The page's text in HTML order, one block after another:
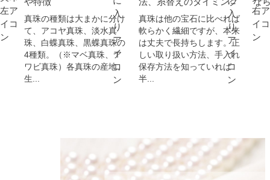
真珠の種類は大まかに分け
て、アコヤ真珠、淡水真
珠、白蝶真珠、黒蝶真珠の
4種類。（※マベ真珠、ア
ワビ真珠）各真珠の産地、
生...
真珠は他の宝石に比べれば
軟らかく繊細ですが、本来
は丈夫で長持ちします。正
しい取り扱い方法、手入れ
保存方法を知っていれば
半...